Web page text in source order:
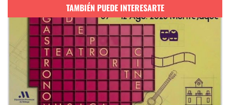
TAMBIÉN PUEDE INTERESARTE